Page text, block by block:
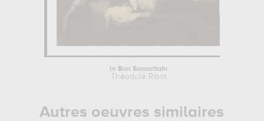
le Bon Samaritain
Théodule Ribot
Autres oeuvres similaires